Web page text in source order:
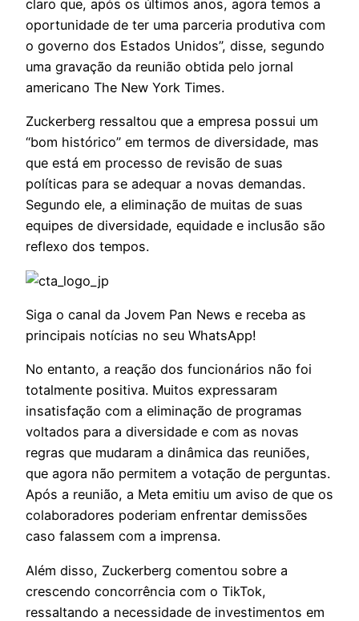
claro que, após os últimos anos, agora temos a
oportunidade de ter uma parceria produtiva com
o governo dos Estados Unidos”, disse, segundo
uma gravação da reunião obtida pelo jornal
americano The New York Times.
Zuckerberg ressaltou que a empresa possui um
“bom histórico” em termos de diversidade, mas
que está em processo de revisão de suas
políticas para se adequar a novas demandas.
Segundo ele, a eliminação de muitas de suas
equipes de diversidade, equidade e inclusão são
reflexo dos tempos.
Siga o canal da Jovem Pan News e receba as
principais notícias no seu WhatsApp!
No entanto, a reação dos funcionários não foi
totalmente positiva. Muitos expressaram
insatisfação com a eliminação de programas
voltados para a diversidade e com as novas
regras que mudaram a dinâmica das reuniões,
que agora não permitem a votação de perguntas.
Após a reunião, a Meta emitiu um aviso de que os
colaboradores poderiam enfrentar demissões
caso falassem com a imprensa.
Além disso, Zuckerberg comentou sobre a
crescendo concorrência com o TikTok,
ressaltando a necessidade de investimentos em